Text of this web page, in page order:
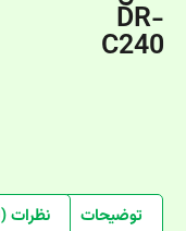
DR-
C240
توضیحات نظرات (0)